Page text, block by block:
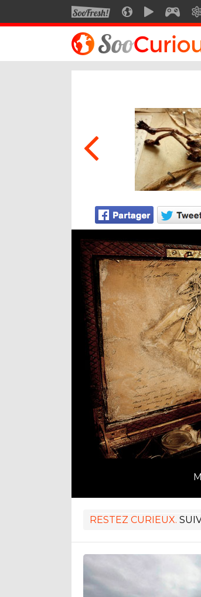
SOOFRESHSOOCURIOUS
Voyage
Multimédia
Style de vie
Technologie
RESTEZ CURIEUX.